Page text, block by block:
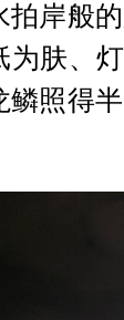
拍岸般
为肤、
鳞照得